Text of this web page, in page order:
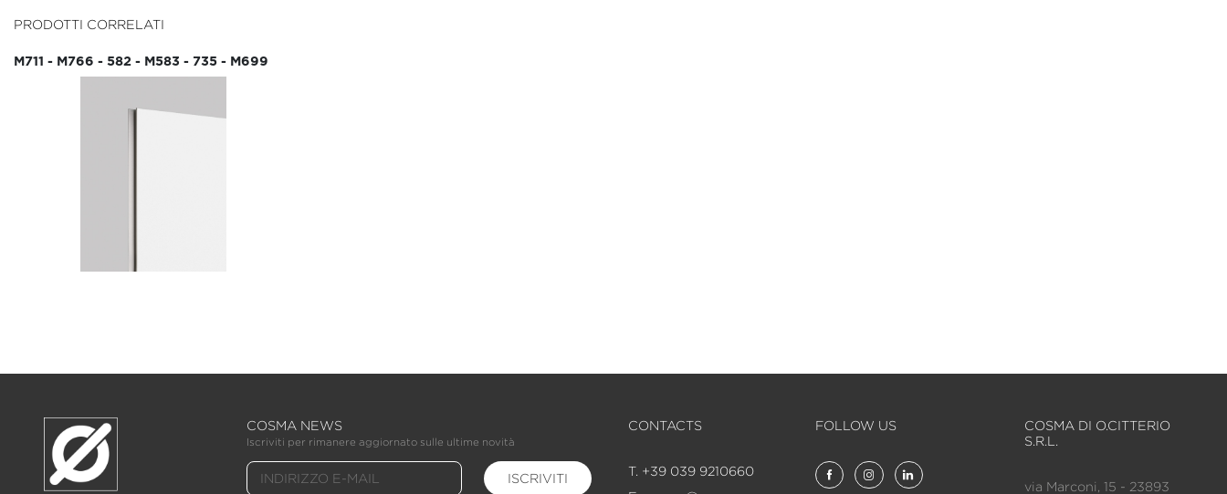
PRODOTTI CORRELATI
M711 - M766 - 582 - M583 - 735 - M699
COSMA NEWS
Iscriviti per rimanere aggiornato sulle ultime novità
ISCRIVITI
CONTACTS
T. +39 039 9210660
FOLLOW US
COSMA DI O.CITTERIO
S.R.L.
via Marconi, 15 - 23893